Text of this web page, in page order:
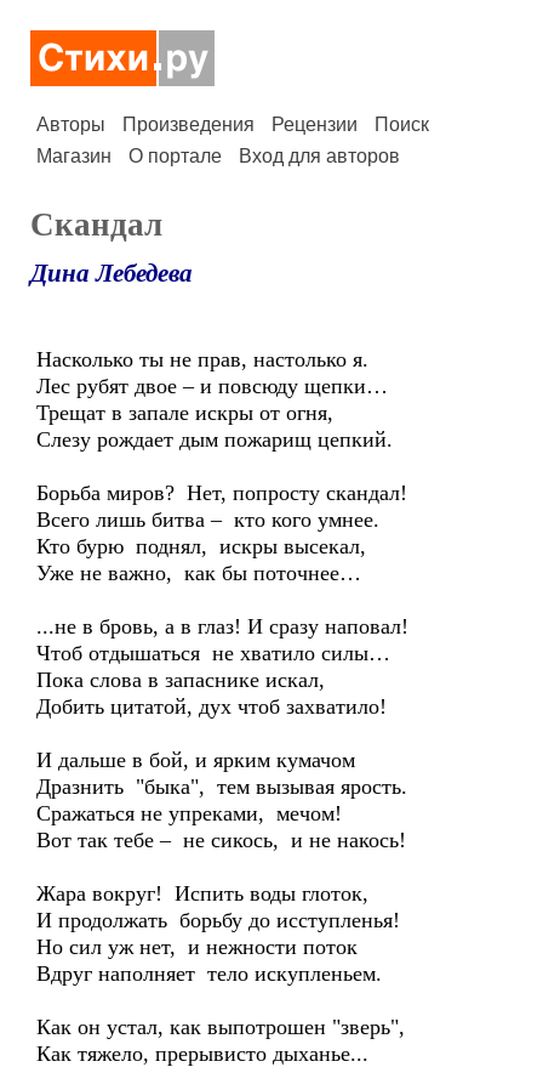
Авторы Произведения Рецензии
Поиск
Магазин
О портале Вход для авторов
Скандал
Дина Лебедева
Насколько ты не прав, настолько я.
Лес рубят двое – и повсюду щепки…
Трещат в запале искры от огня,
Слезу рождает дым пожарищ цепкий.
Борьба миров? Нет, попросту скандал!
Всего лишь битва – кто кого умнее.
Кто бурю поднял, искры высекал,
Уже не важно, как бы поточнее…
...не в бровь, а в глаз! И сразу наповал!
Чтоб отдышаться не хватило силы…
Пока слова в запаснике искал,
Добить цитатой, дух чтоб захватило!
И дальше в бой, и ярким кумачом
Дразнить "быка", тем вызывая ярость.
Сражаться не упреками, мечом!
Вот так тебе – не сикось, и не накось!
Жара вокруг! Испить воды глоток,
И продолжать борьбу до исступленья!
Но сил уж нет, и нежности поток
Вдруг наполняет тело искупленьем.
Как он устал, как выпотрошен "зверь",
Как тяжело, прерывисто дыханье...